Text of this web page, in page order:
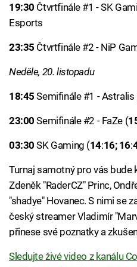
19:30 Čtvrtfinále #1 - SK
Esports
23:35 Čtvrtfinále #2 - NiP
Neděle, 20. listopadu
18:45 Semifinále #1 - Astralis
23:00Semifinále #2 - FaZe (
03:30 SK Gaming (14:16; 16:
Turnaj samotný pro vás
Zdeněk "RaderCZ" Princ,
"shadye" Hovanec. S nimi se
český streamer Vladimír
přinese své poznatky a
Sledujte živé video z kanálu